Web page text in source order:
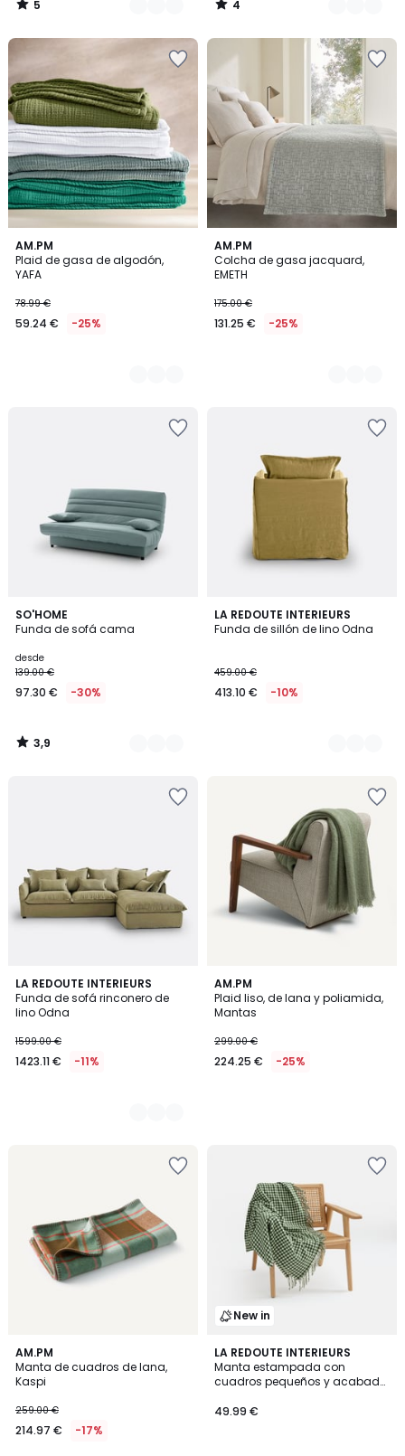
5
/
4
/
AM.PM
Plaid de gasa de algodón,
YAFA
78.99 €
59.24 € -25%
2
Colores
AM.PM
Colcha de gasa jacquard,
EMETH
175.00 €
131.25 € -25%
2
Colores
SO'HOME
Funda de sofá cama
desde
139.00 €
97.30 € -30%
3,9
/ 5
6
Colores
3,9
/
LA REDOUTE INTERIEURS
Funda de sillón de lino Odna
459.00 €
413.10 € -10%
7
Colores
LA REDOUTE INTERIEURS
Funda de sofá rinconero de
lino Odna
1599.00 €
1423.11 € -11%
7
Colores
AM.PM
Plaid liso, de lana y poliamida,
Mantas
299.00 €
224.25 € -25%
AM.PM
Manta de cuadros de lana,
Kaspi
259.00 €
214.97 € -17%
New in
LA REDOUTE INTERIEURS
Manta estampada con
cuadros pequeños y acabado
49.99 €